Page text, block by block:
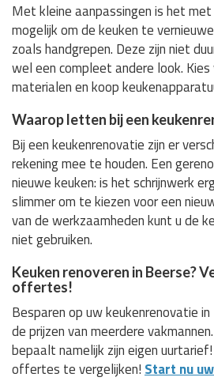
Met kleine aanpassingen is het
mogelijk om de keuken te
zoals handgrepen. Deze zijn niet
wel een compleet andere look.
materialen en koop
Waarop letten bij een
Bij een keukenrenovatie zijn er
rekening mee te houden. Een
nieuwe keuken: is het schrijnwerk
slimmer om te kiezen voor een
van de werkzaamheden kunt u de
niet gebruiken.
Keuken renoveren in Beerse?
offertes!
Besparen op uw keukenrenovatie
de prijzen van meerdere
bepaalt namelijk zijn eigen
offertes te vergelijken! Start nu